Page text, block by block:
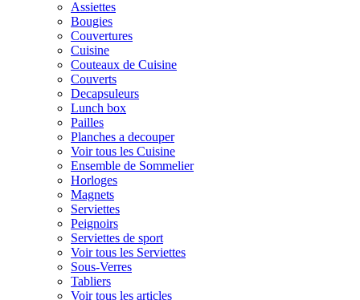
Assiettes
Bougies
Couvertures
Cuisine
Couteaux de Cuisine
Couverts
Decapsuleurs
Lunch box
Pailles
Planches a decouper
Voir tous les Cuisine
Ensemble de Sommelier
Horloges
Magnets
Serviettes
Peignoirs
Serviettes de sport
Voir tous les Serviettes
Sous-Verres
Tabliers
Voir tous les articles